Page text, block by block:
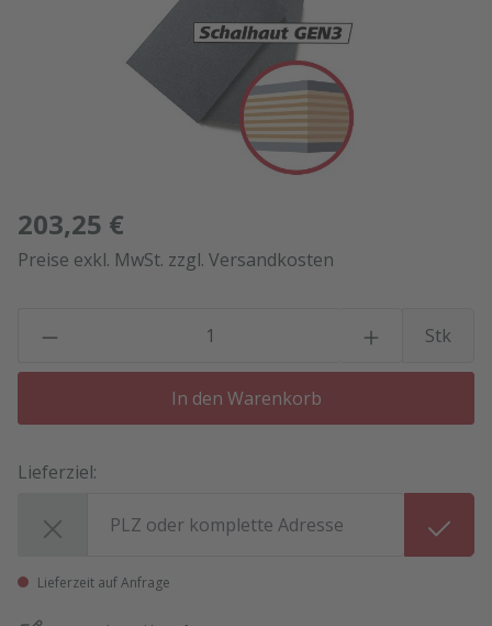
203,25 €
Preise exkl. MwSt. zzgl. Versandkosten
Stk
In den Warenkorb
Lieferziel:
Lieferzeit auf Anfrage